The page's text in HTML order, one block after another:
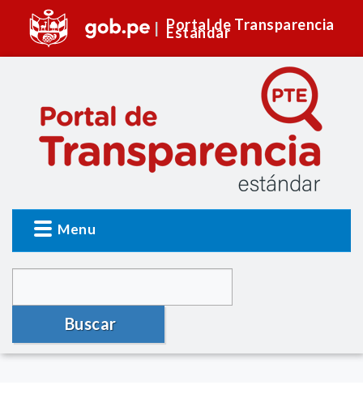
Portal de Transparencia
Estándar
Menu
Buscar